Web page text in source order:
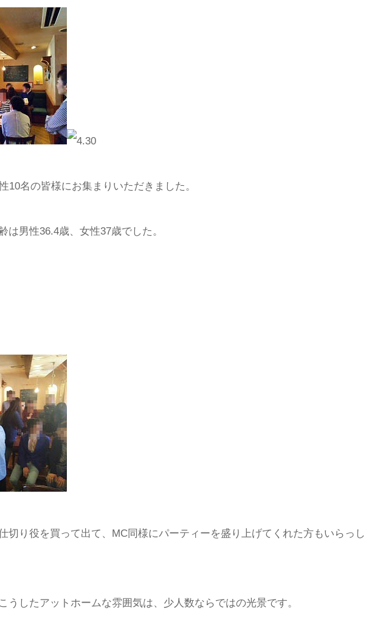
10名の皆様にお集まりいただきました。
は男性36.4歳、女性37歳でした。
切り役を買って出て、MC同様にパーティーを盛り上げてくれた方もいらっし
うしたアットホームな雰囲気は、少人数ならではの光景です。